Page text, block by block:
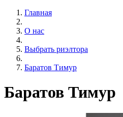
Главная
О нас
Выбрать риэлтора
Баратов Тимур
Баратов Тимур